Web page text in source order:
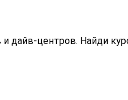
дайв-центров. Найди